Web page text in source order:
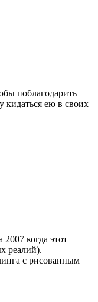
поблагодарить
кидаться ею в своих
когда этот
реалий).
с рисованным